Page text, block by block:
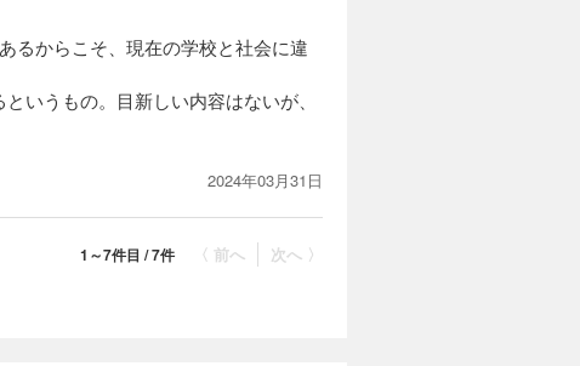
るからこそ、現在の学校と社会に違
いうもの。目新しい内容はないが、
2024年03月31日
次へ 〉
〈 前へ
1～7件目 / 7件